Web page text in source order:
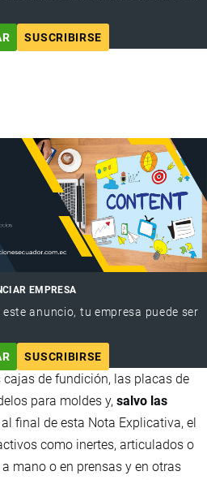
SUSCRIBIRSE
EMPRESA
anuncio, tu empresa puede ser
SUSCRIBIRSE
de fundición, las placas de
para moldes y, salvo las
final de esta Nota Explicativa, el
como inertes, articulados o
mano o en prensas y en otras